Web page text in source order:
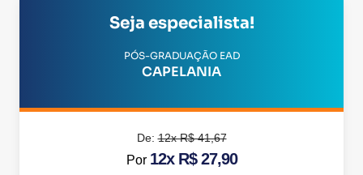
Seja especialista!
PÓS-GRADUAÇÃO EAD
CAPELANIA
De:12x R$ 41,67
Por 12x R$ 27,90